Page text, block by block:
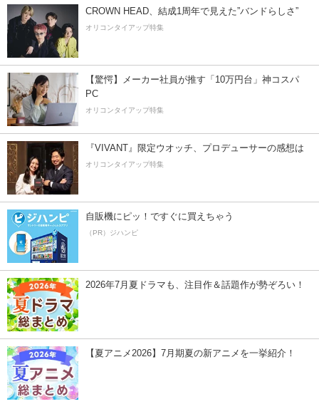
CROWN HEAD、結成1周年で見えた”バンドらしさ”
オリコンタイアップ特集
【驚愕】メーカー社員が推す「10万円台」神コスパ
PC
オリコンタイアップ特集
『VIVANT』限定ウオッチ、プロデューサーの感想は
オリコンタイアップ特集
自販機にピッ！ですぐに買えちゃう
（PR）ジハンピ
2026年7月夏ドラマも、注目作＆話題作が勢ぞろい！
【夏アニメ2026】7月期夏の新アニメを一挙紹介！